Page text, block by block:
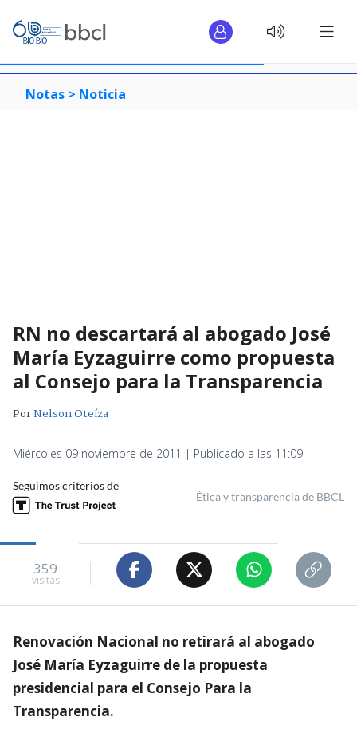
Notas > Noticia
RN no descartará al abogado José
María Eyzaguirre como propuesta
al Consejo para la Transparencia
PorNelson Oteíza
Miércoles 09 noviembre de 2011 | Publicado a las 11:09
Seguimos criterios de
Ética y transparencia de BBCL
359
visitas
Renovación Nacional no retirará al abogado
José María Eyzaguirre de la propuesta
presidencial para el Consejo Para la
Transparencia.